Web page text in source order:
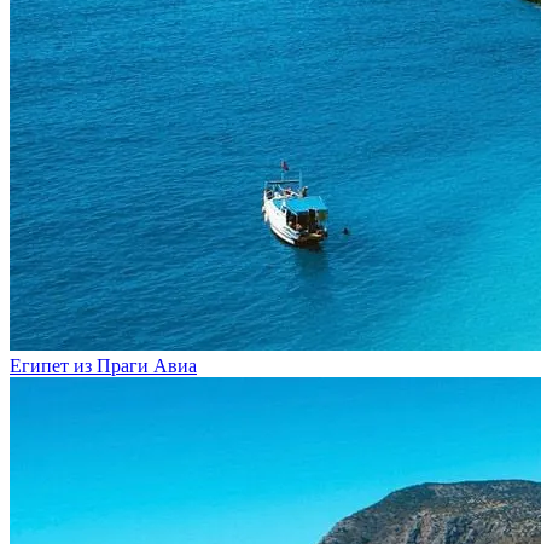
Египет из Праги Авиа